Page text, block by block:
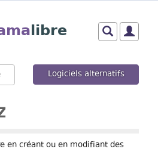
libre
menu
formulaire
Logiciels alternatifs
en créant ou en modifiant des